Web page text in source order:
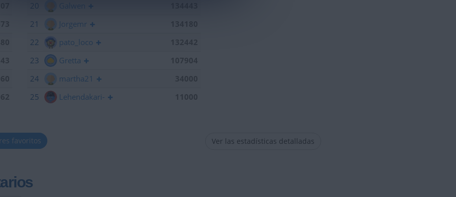
20
Galwen
21
Jorgemr
22
pato_loco
23
Gretta
24
martha21
25
Lehendakari-
favoritos Ver las estadísticas detalladas